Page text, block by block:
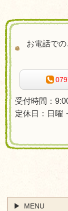
お電話で
受付時間：
定休日：日曜
MENU